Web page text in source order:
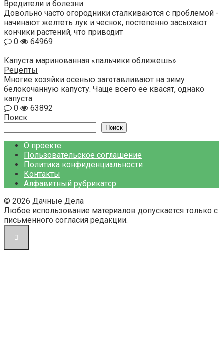
Вредители и болезни
Довольно часто огородники сталкиваются с проблемой -
начинают желтеть лук и чеснок, постепенно засыхают
кончики растений, что приводит
0
64969
Капуста маринованная «пальчики оближешь»
Рецепты
Многие хозяйки осенью заготавливают на зиму
белокочанную капусту. Чаще всего ее квасят, однако
капуста
0
63892
Поиск
Поиск
О проекте
Пользовательское соглашение
Политика конфиденциальности
Контакты
Алфавитный рубрикатор
© 2026 Дачные Дела
Любое использование материалов допускается только с
письменного согласия редакции.